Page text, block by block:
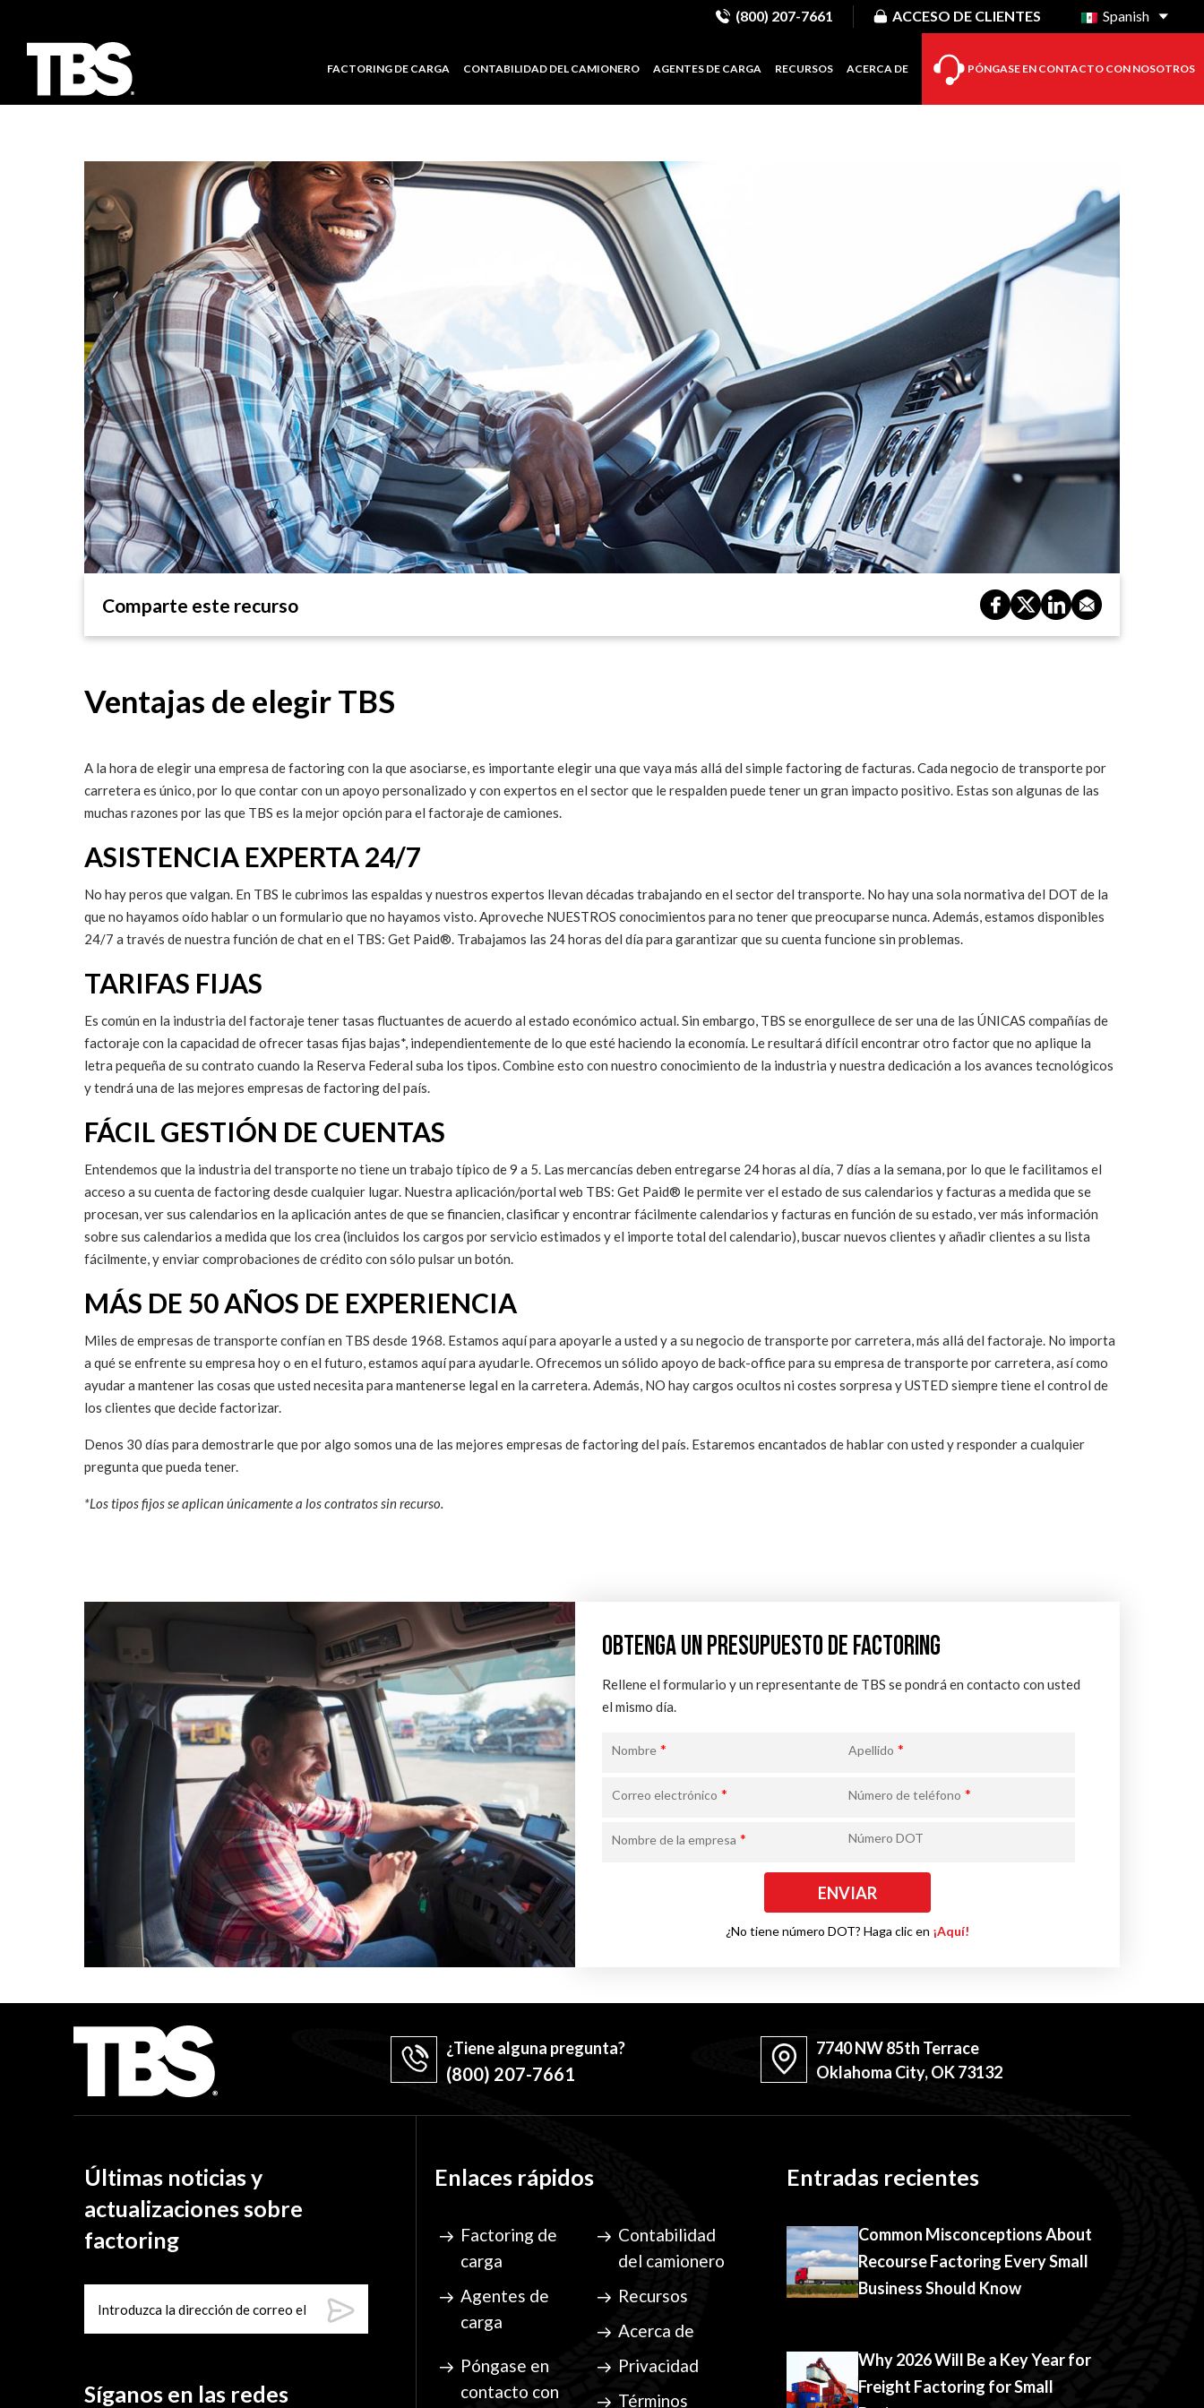
(800) 207-7661 ACCESO DE CLIENTES Spanish
FACTORING DE CARGA CONTABILIDAD DEL CAMIONERO AGENTES DE CARGA RECURSOS ACERCA DE PÓNGASE EN CONTACTO CON NOSOTROS
Comparte este recurso
Ventajas de elegir TBS
A la hora de elegir una empresa de factoring con la que asociarse, es importante elegir una que vaya más allá del simple factoring de facturas. Cada negocio de transporte por
carretera es único, por lo que contar con un apoyo personalizado y con expertos en el sector que le respalden puede tener un gran impacto positivo. Estas son algunas de las
muchas razones por las que TBS es la mejor opción para el factoraje de camiones.
ASISTENCIA EXPERTA 24/7
No hay peros que valgan. En TBS le cubrimos las espaldas y nuestros expertos llevan décadas trabajando en el sector del transporte. No hay una sola normativa del DOT de la
que no hayamos oído hablar o un formulario que no hayamos visto. Aproveche NUESTROS conocimientos para no tener que preocuparse nunca. Además, estamos disponibles
24/7 a través de nuestra función de chat en el TBS: Get Paid®. Trabajamos las 24 horas del día para garantizar que su cuenta funcione sin problemas.
TARIFAS FIJAS
Es común en la industria del factoraje tener tasas fluctuantes de acuerdo al estado económico actual. Sin embargo, TBS se enorgullece de ser una de las ÚNICAS compañías de
factoraje con la capacidad de ofrecer tasas fijas bajas*, independientemente de lo que esté haciendo la economía. Le resultará difícil encontrar otro factor que no aplique la
letra pequeña de su contrato cuando la Reserva Federal suba los tipos. Combine esto con nuestro conocimiento de la industria y nuestra dedicación a los avances tecnológicos
y tendrá una de las mejores empresas de factoring del país.
FÁCIL GESTIÓN DE CUENTAS
Entendemos que la industria del transporte no tiene un trabajo típico de 9 a 5. Las mercancías deben entregarse 24 horas al día, 7 días a la semana, por lo que le facilitamos el
acceso a su cuenta de factoring desde cualquier lugar. Nuestra aplicación/portal web TBS: Get Paid® le permite ver el estado de sus calendarios y facturas a medida que se
procesan, ver sus calendarios en la aplicación antes de que se financien, clasificar y encontrar fácilmente calendarios y facturas en función de su estado, ver más información
sobre sus calendarios a medida que los crea (incluidos los cargos por servicio estimados y el importe total del calendario), buscar nuevos clientes y añadir clientes a su lista
fácilmente, y enviar comprobaciones de crédito con sólo pulsar un botón.
MÁS DE 50 AÑOS DE EXPERIENCIA
Miles de empresas de transporte confían en TBS desde 1968. Estamos aquí para apoyarle a usted y a su negocio de transporte por carretera, más allá del factoraje. No importa
a qué se enfrente su empresa hoy o en el futuro, estamos aquí para ayudarle. Ofrecemos un sólido apoyo de back-office para su empresa de transporte por carretera, así como
ayudar a mantener las cosas que usted necesita para mantenerse legal en la carretera. Además, NO hay cargos ocultos ni costes sorpresa y USTED siempre tiene el control de
los clientes que decide factorizar.
Denos 30 días para demostrarle que por algo somos una de las mejores empresas de factoring del país. Estaremos encantados de hablar con usted y responder a cualquier
pregunta que pueda tener.
*Los tipos fijos se aplican únicamente a los contratos sin recurso.
OBTENGA UN PRESUPUESTO DE FACTORING
Rellene el formulario y un representante de TBS se pondrá en contacto con usted
el mismo día.
Nombre * Apellido *
Correo electrónico * Número de teléfono *
Nombre de la empresa * Número DOT
¿No tiene número DOT? Haga clic en ¡Aquí!
¿Tiene alguna pregunta?
(800) 207-7661
7740 NW 85th Terrace
Oklahoma City, OK 73132
Últimas noticias y
actualizaciones sobre
factoring
Síganos en las redes
Enlaces rápidos
Factoring de
carga
Contabilidad
del camionero
Agentes de
carga
Recursos
Acerca de
Póngase en
contacto con
Privacidad
Términos
Entradas recientes
Common Misconceptions About
Recourse Factoring Every Small
Business Should Know
Why 2026 Will Be a Key Year for
Freight Factoring for Small